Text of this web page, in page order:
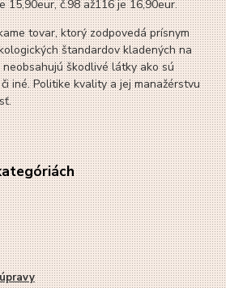
15,90eur, č.98 až116 je 16,90eur.
tovar, ktorý zodpovedá prísnym
štandardov kladených na
škodlivé látky ako sú
iné. Politike kvality a jej manažérstvu